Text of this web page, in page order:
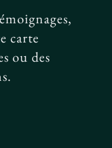
carte
ou des